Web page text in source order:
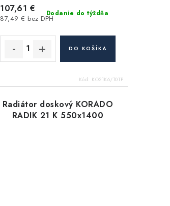
Dodanie do týždňa
87,49 € bez DPH
107,61 €
DO KOŠÍKA
Kód: KO21K6/10TP
Radiátor doskový KORADO
RADIK 21 K 550x1400